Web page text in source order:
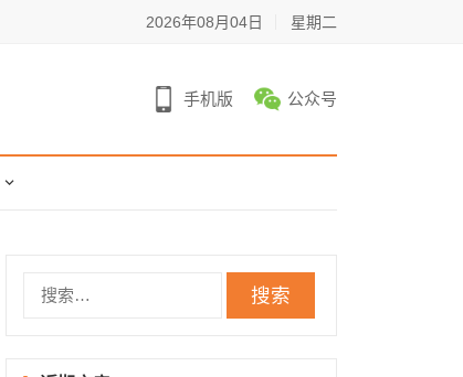
2026年08月04日 星期二
手机版 公众号